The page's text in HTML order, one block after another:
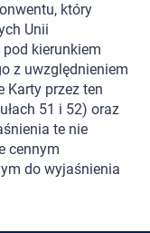
który
Unii
pod kierunkiem
z uwzględnieniem
Karty przez ten
51 i 52) oraz
te nie
cennym
do wyjaśnienia